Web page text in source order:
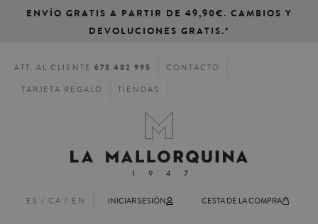
ENVÍO GRATIS A PARTIR DE 49,90€. CAMBIOS Y
DEVOLUCIONES GRATIS.*
ATT. AL CLIENTE 673 482 995 CONTACTO
TARJETA REGALO TIENDAS
ES / CA / EN INICIAR SESIÓN CESTA DE LA COMPRA